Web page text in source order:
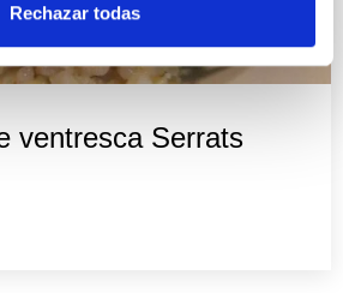
Rechazar todas
ventresca Serrats